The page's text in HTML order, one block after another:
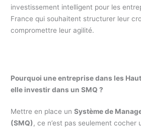
investissement intelligent pour les
France qui souhaitent structurer leur
compromettre leur agilité.
Pourquoi une entreprise dans les
elle investir dans un SMQ ?
Mettre en place unSystème de
(SMQ), ce n’est pas seulement cocher